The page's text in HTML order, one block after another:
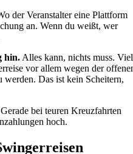
der Veranstalter eine Plattform
an. Wenn du weißt, wer
hin. Alles kann, nichts muss.
vor allem wegen der
werden. Das ist kein Scheitern,
Gerade bei teuren Kreuzfahrten
hoch.